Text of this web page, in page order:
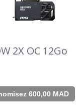
2X OC 12Go
600,00 MAD